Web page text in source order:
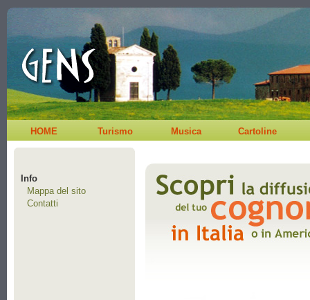
HOME Turismo Musica Cartoline
Info
Mappa del sito
Contatti